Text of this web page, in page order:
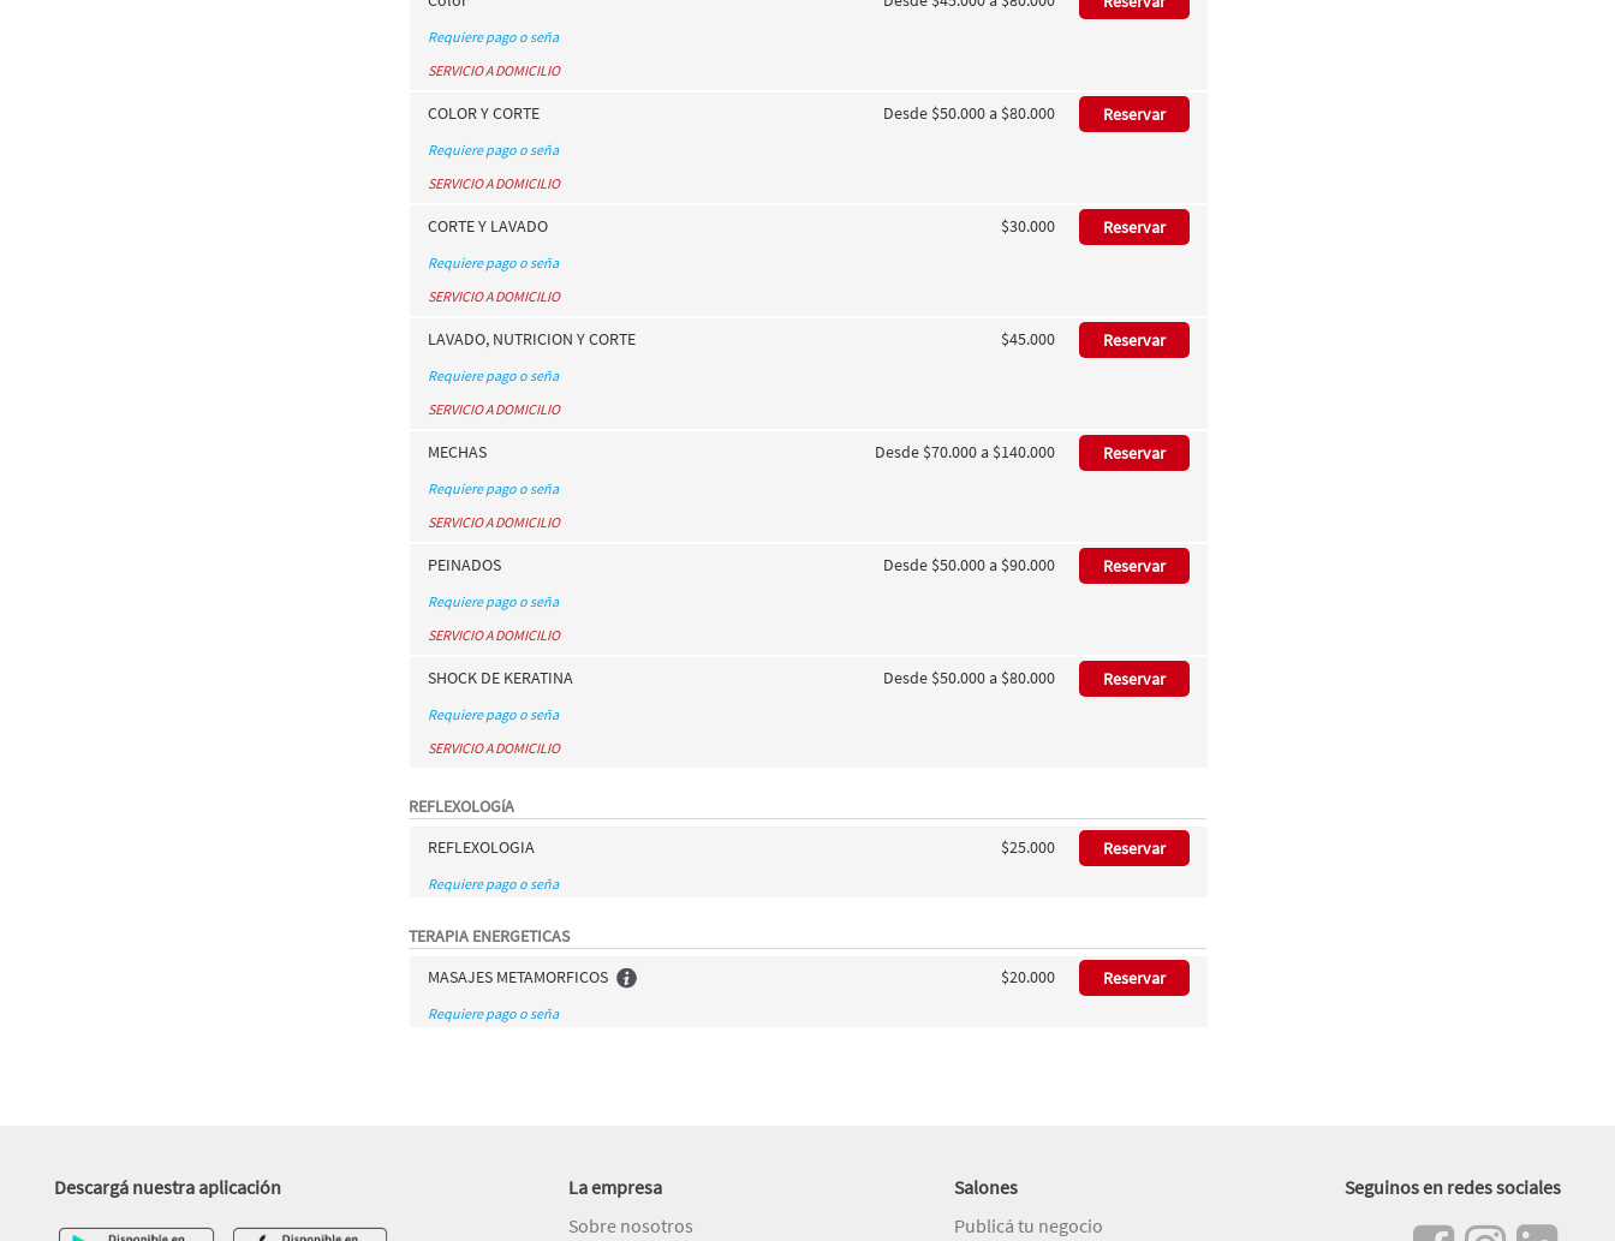
Requiere pago o seña
SERVICIO A DOMICILIO
COLOR Y CORTE Desde $50.000 a $80.000 Reservar
Requiere pago o seña
SERVICIO A DOMICILIO
CORTE Y LAVADO $30.000 Reservar
Requiere pago o seña
SERVICIO A DOMICILIO
LAVADO, NUTRICION Y CORTE $45.000 Reservar
Requiere pago o seña
SERVICIO A DOMICILIO
MECHAS Desde $70.000 a $140.000 Reservar
Requiere pago o seña
SERVICIO A DOMICILIO
PEINADOS Desde $50.000 a $90.000 Reservar
Requiere pago o seña
SERVICIO A DOMICILIO
SHOCK DE KERATINA Desde $50.000 a $80.000 Reservar
Requiere pago o seña
SERVICIO A DOMICILIO
REFLEXOLOGíA
REFLEXOLOGIA
$25.000 Reservar
Requiere pago o seña
TERAPIA ENERGETICAS
MASAJES METAMORFICOS
$20.000 Reservar
Requiere pago o seña
Descargá nuestra aplicación
La empresa
Sobre nosotros
Salones
Publicá tu negocio
Seguinos en redes sociales